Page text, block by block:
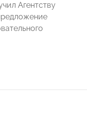
Агентству